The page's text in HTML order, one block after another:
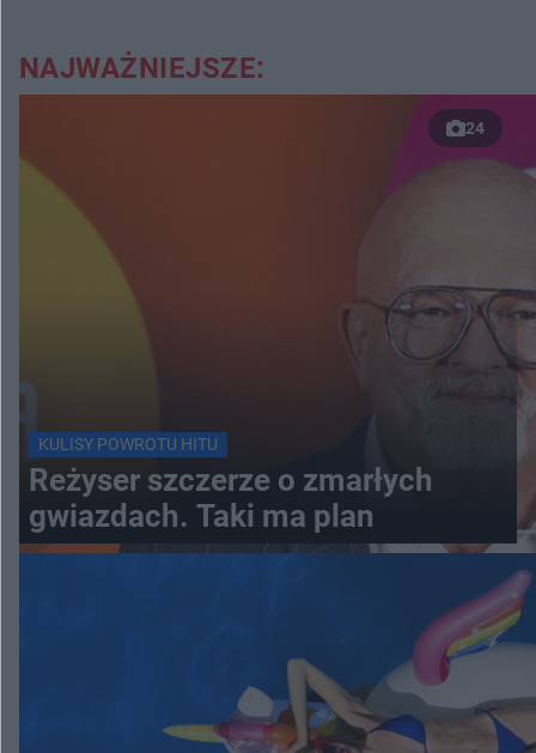
NAJWAŻNIEJSZE:
24
KULISY POWROTU HITU
Reżyser szczerze o zmarłych
gwiazdach. Taki ma plan